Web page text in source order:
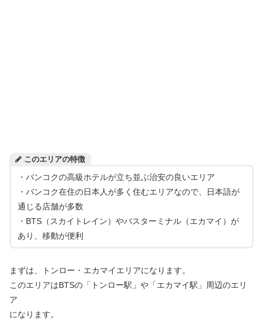
このエリアの特徴
・バンコクの高級ホテルが立ち並ぶ治安の良いエリア
・バンコク在住の日本人が多く住むエリアなので、日本語が
通じる店舗が多数
・BTS（スカイトレイン）やバスターミナル（エカマイ）が
あり、移動が便利
まずは、トンロー・エカマイエリアになります。
このエリアはBTSの「トンロー駅」や「エカマイ駅」周辺のエリ
ア
になります。